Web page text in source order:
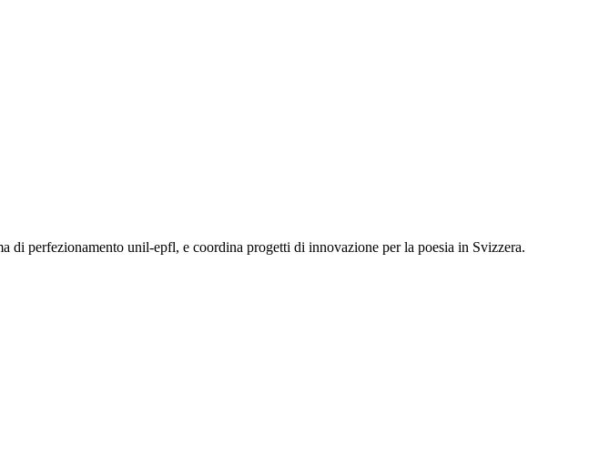
di perfezionamento unil-epfl, e coordina progetti di innovazione per la poesia in Svizzera.